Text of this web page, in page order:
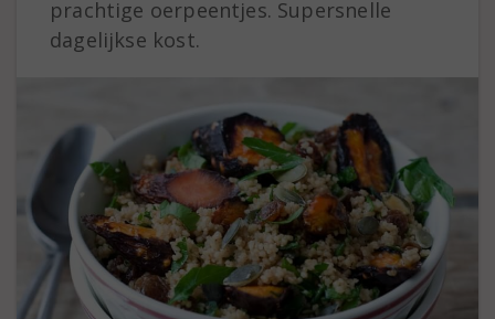
prachtige oerpeentjes. Supersnelle
dagelijkse kost.